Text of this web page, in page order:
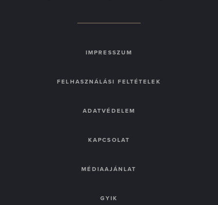
IMPRESSZUM
FELHASZNÁLÁSI FELTÉTELEK
ADATVÉDELEM
KAPCSOLAT
MÉDIAAJÁNLAT
GYIK